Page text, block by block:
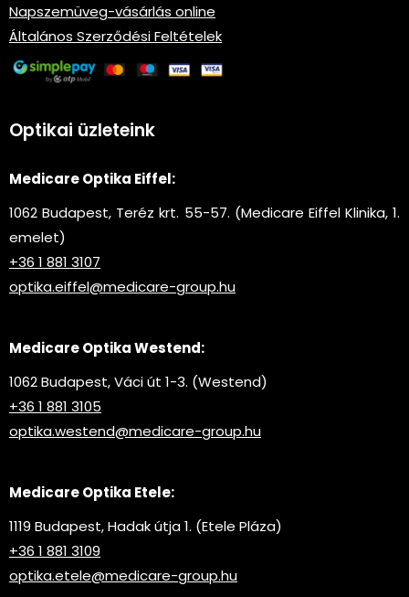
Napszemüveg-vásárlás online
Általános Szerződési Feltételek
Optikai üzleteink
Medicare Optika Eiffel:
1062 Budapest, Teréz krt. 55-57. (Medicare Eiffel Klinika, 1.
emelet)
+36 1 881 3107
optika.eiffel@medicare-group.hu
Medicare Optika Westend:
1062 Budapest, Váci út 1-3. (Westend)
+36 1 881 3105
optika.westend@medicare-group.hu
Medicare Optika Etele:
1119 Budapest, Hadak útja 1. (Etele Pláza)
+36 1 881 3109
optika.etele@medicare-group.hu